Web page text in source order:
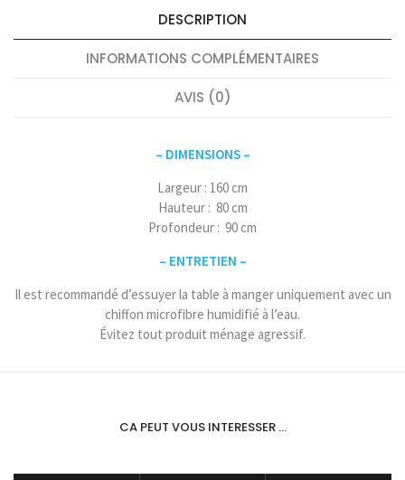
DESCRIPTION
INFORMATIONS COMPLÉMENTAIRES
AVIS (0)
– DIMENSIONS –
Largeur : 160 cm
Hauteur : 80 cm
Profondeur : 90 cm
– ENTRETIEN –
Il est recommandé d’essuyer la table à manger uniquement avec un
chiffon microfibre humidifié à l’eau.
Évitez tout produit ménage agressif.
CA PEUT VOUS INTERESSER ...